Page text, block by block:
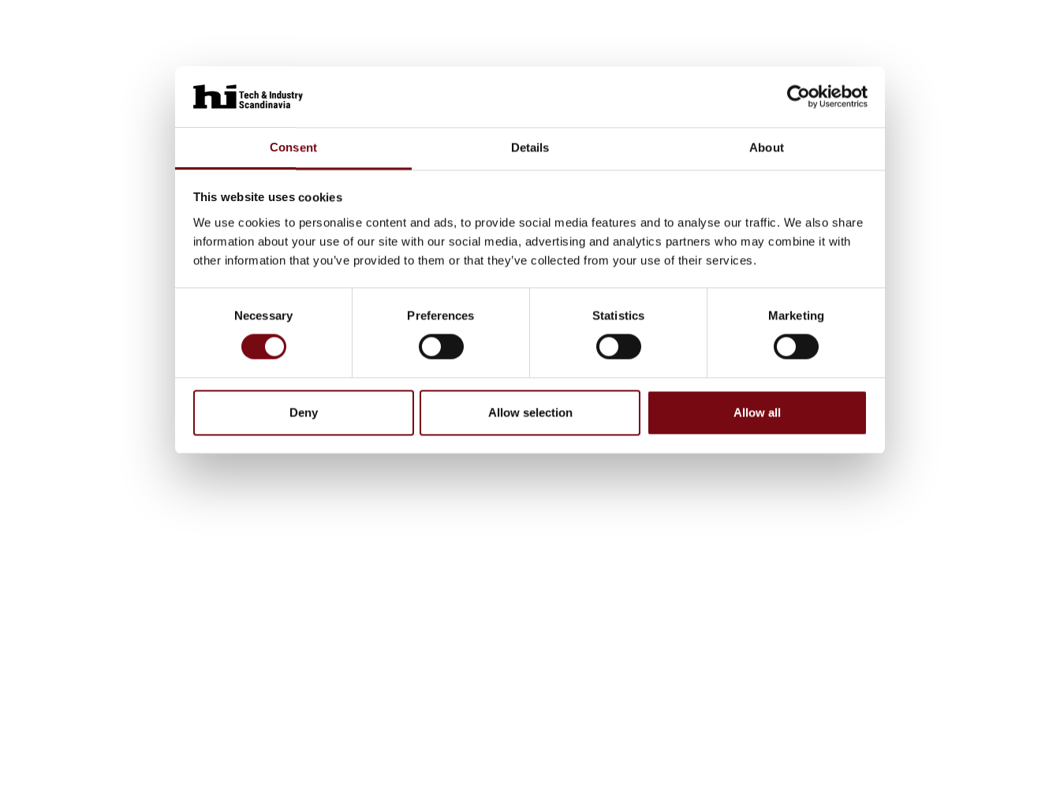
Consent Details About
This website uses cookies
We use cookies to personalise content and ads, to provide social media features and to analyse our traffic. We also share
information about your use of our site with our social media, advertising and analytics partners who may combine it with
other information that you’ve provided to them or that they’ve collected from your use of their services.
Necessary Preferences Statistics Marketing
Deny Allow selection Allow all